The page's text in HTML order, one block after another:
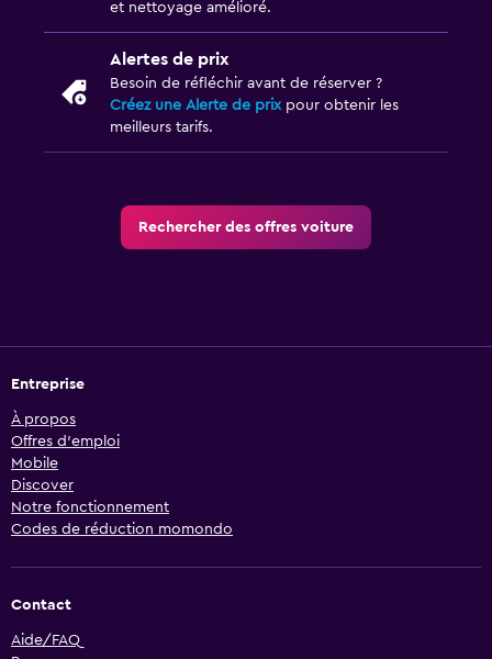
et nettoyage amélioré.
Alertes de prix
Besoin de réfléchir avant de réserver ?
Créez une Alerte de prixpour obtenir les
meilleurs tarifs.
Rechercher des offres voiture
Entreprise
À propos
Offres d’emploi
Mobile
Discover
Notre fonctionnement
Codes de réduction momondo
Contact
Aide/FAQ